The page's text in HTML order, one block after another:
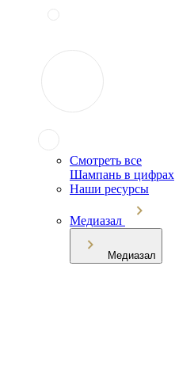
Смотреть все
Шампань в цифрах
Наши ресурсы
Медиазал
Медиазал